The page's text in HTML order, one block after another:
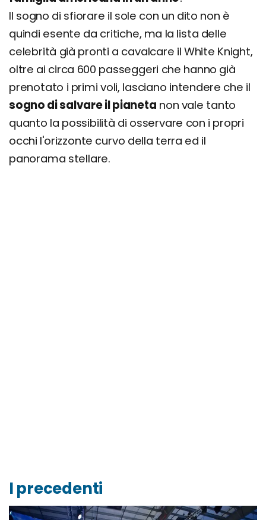
Il sogno di sfiorare il sole con un dito non è
quindi esente da critiche, ma la lista delle
celebrità già pronti a cavalcare il White Knight,
oltre ai circa 600 passeggeri che hanno già
prenotato i primi voli, lasciano intendere che il
sogno di salvare il pianeta non vale tanto
quanto la possibilità di osservare con i propri
occhi l'orizzonte curvo della terra ed il
panorama stellare.
I precedenti